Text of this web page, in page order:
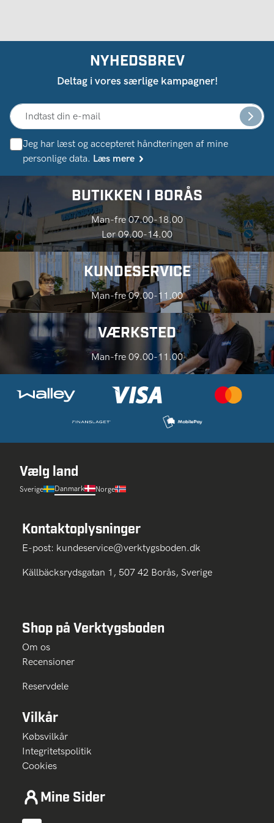
NYHEDSBREV
Deltag i vores særlige kampagner!
Jeg har læst og accepteret håndteringen af ​​mine
personlige data. Læs mere
BUTIKKEN I BORÅS
Man-fre 07.00-18.00
Lør 09.00-14.00
KUNDESERVICE
Man-fre 09.00-11.00
VÆRKSTED
Man-fre 09.00-11.00
Vælg land
Sverige Danmark Norge
Kontaktoplysninger
E-post: kundeservice@verktygsboden.dk
Källbäcksrydsgatan 1, 507 42 Borås, Sverige
Shop på Verktygsboden
Om os
Recensioner
Reservdele
Vilkår
Købsvilkår
Integritetspolitik
Cookies
Mine Sider